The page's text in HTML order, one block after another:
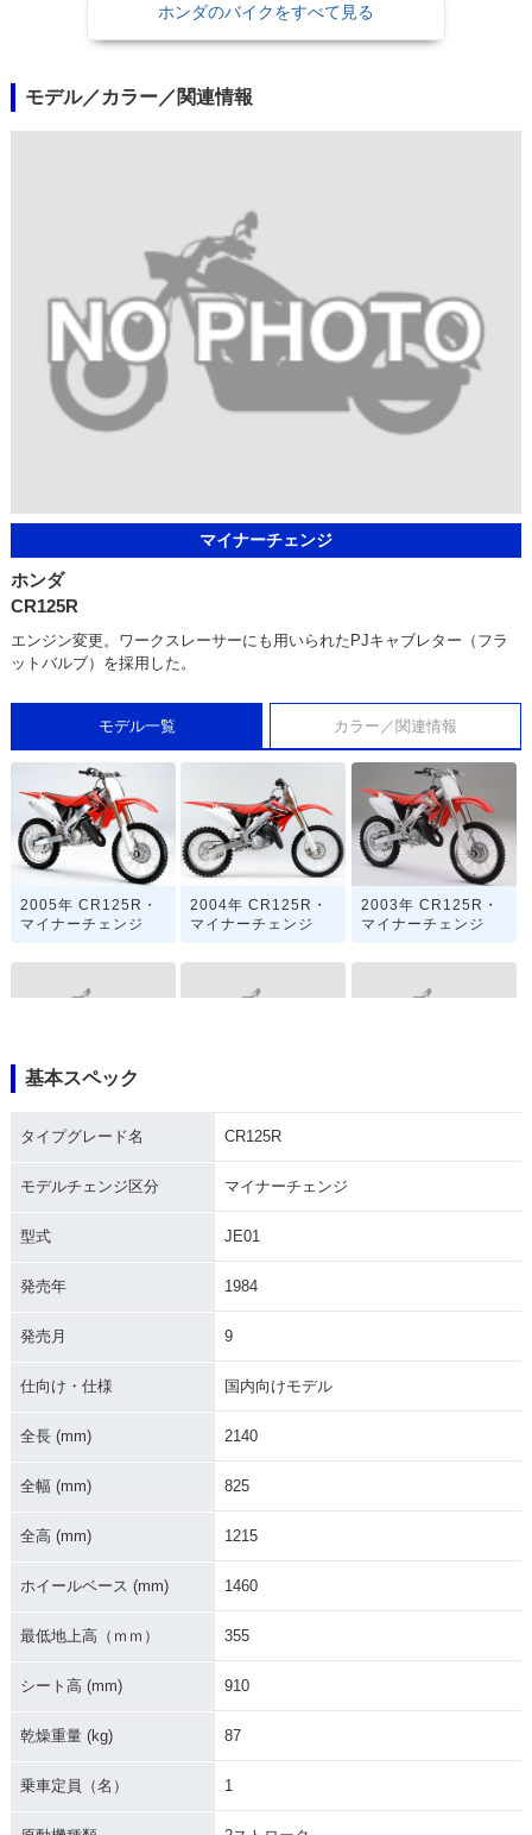
ホンダのバイクをすべて見る
モデル／カラー／関連情報
マイナーチェンジ
ホンダ
CR125R
エンジン変更。ワークスレーサーにも用いられたPJキャブレター（フラ
ットバルブ）を採用した。
モデル一覧 カラー／関連情報
2005年 CR125R・
マイナーチェンジ
2004年 CR125R・
マイナーチェンジ
2003年 CR125R・
マイナーチェンジ
基本スペック
タイプグレード名 CR125R
モデルチェンジ区分 マイナーチェンジ
型式 JE01
発売年 1984
発売月 9
仕向け・仕様 国内向けモデル
全長 (mm) 2140
全幅 (mm) 825
全高 (mm) 1215
ホイールベース (mm) 1460
最低地上高（ｍｍ） 355
シート高 (mm) 910
乾燥重量 (kg) 87
乗車定員（名） 1